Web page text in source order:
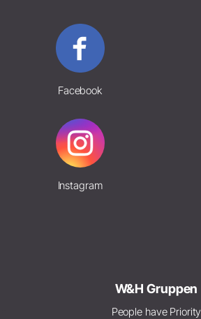
Facebook
Instagram
W&H Gruppen
People have Priority